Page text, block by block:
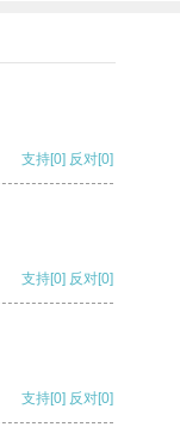
支持[0] 反对[0]
支持[0] 反对[0]
支持[0] 反对[0]